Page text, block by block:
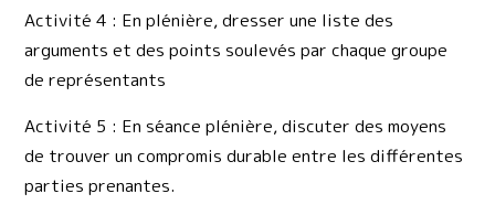
Activité 4 : En plénière, dresser une liste des
arguments et des points soulevés par chaque groupe
de représentants
Activité 5 : En séance plénière, discuter des moyens
de trouver un compromis durable entre les différentes
parties prenantes.